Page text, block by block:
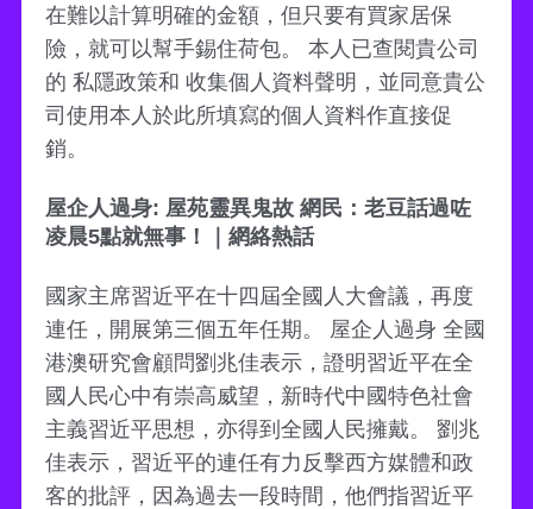
在難以計算明確的金額，但只要有買家居保
險，就可以幫手錫住荷包。 本人已查閱貴公司
的 私隱政策和 收集個人資料聲明，並同意貴公
司使用本人於此所填寫的個人資料作直接促
銷。
屋企人過身: 屋苑靈異鬼故 網民：老豆話過咗
凌晨5點就無事！｜網絡熱話
國家主席習近平在十四屆全國人大會議，再度
連任，開展第三個五年任期。 屋企人過身 全國
港澳研究會顧問劉兆佳表示，證明習近平在全
國人民心中有崇高威望，新時代中國特色社會
主義習近平思想，亦得到全國人民擁戴。 劉兆
佳表示，習近平的連任有力反擊西方媒體和政
客的批評，因為過去一段時間，他們指習近平